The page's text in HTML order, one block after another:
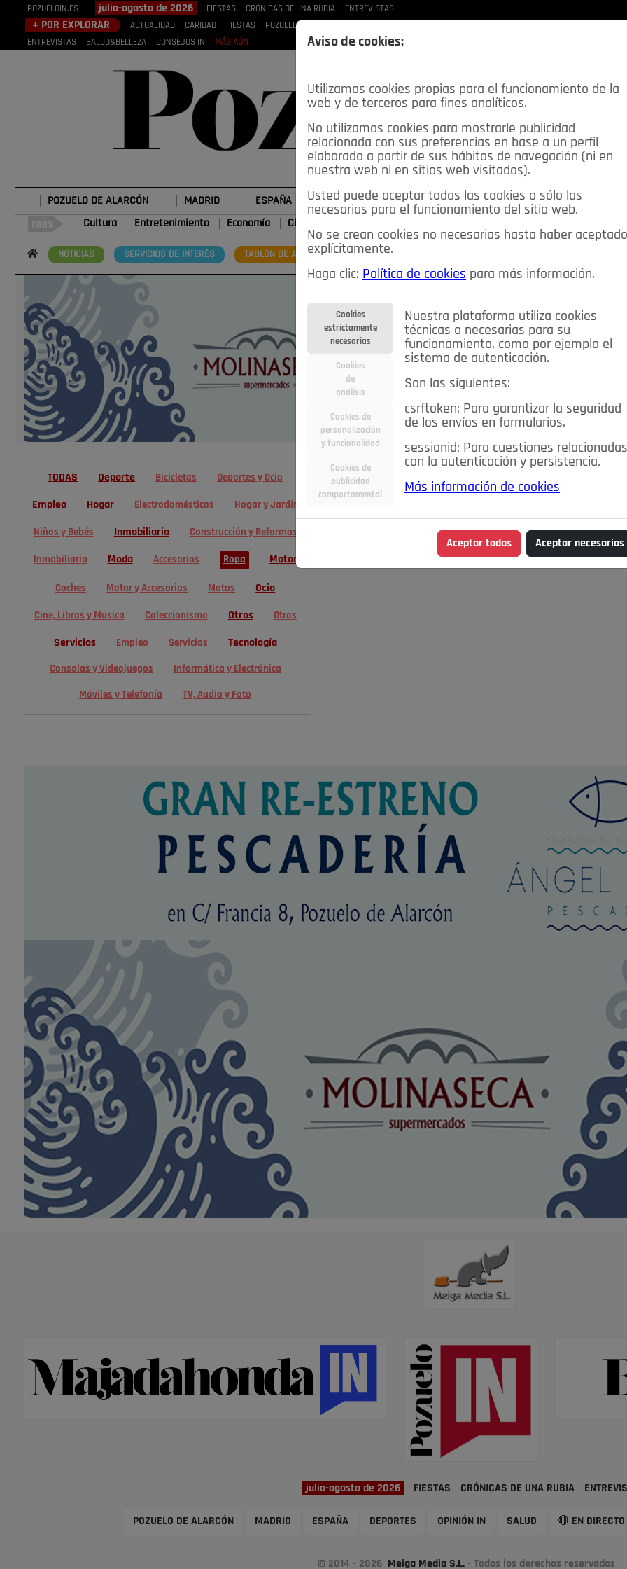
POZUELOIN.ES julio-agosto de 2026 FIESTAS CRÓNICAS DE UNA RUBIA ENTREVISTAS
+ POR EXPLORAR ACTUALIDAD CARIDAD FIESTAS POZUELEROS
ENTREVISTAS
SALUD&BELLEZA CONSEJOS IN MÁS AÚN
POZUELO DE ALARCÓN MADRID ESPAÑA DEPORTES OPINIÓN IN SALUD 🔴 EN DIRECTO
Cultura Entretenimiento Economía Ciencia&Tecnología
NOTICIAS SERVICIOS DE INTERÉS TABLÓN DE ANUNCIOS MIS ANUNCIOS
TODAS Deporte Bicicletas Deportes y Ocio
Empleo Hogar Electrodomésticos Hogar y Jardín
Niños y Bebés Inmobiliaria Construcción y Reformas
Inmobiliaria Moda Accesorios Ropa Motor
Coches Motor y Accesorios Motos Ocio
Cine, Libros y Música Coleccionismo Otros Otros
Servicios Empleo Servicios Tecnología
Consolas y Videojuegos Informática y Electrónica
Móviles y Telefonía TV, Audio y Foto
Aviso de cookies:
Utilizamos cookies propias para el funcionamiento de la
web y de terceros para fines analíticos.
No utilizamos cookies para mostrarle publicidad
relacionada con sus preferencias en base a un perfil
elaborado a partir de sus hábitos de navegación (ni en
nuestra web ni en sitios web visitados).
Usted puede aceptar todas las cookies o sólo las
necesarias para el funcionamiento del sitio web.
No se crean cookies no necesarias hasta haber aceptado
explícitamente.
Haga clic: Política de cookies para más información.
Cookies
estrictamente
necesarias
Cookies
de
análisis
Cookies de
personalización
y funcionalidad
Cookies de
publicidad
comportamental
Nuestra plataforma utiliza cookies
técnicas o necesarias para su
funcionamiento, como por ejemplo el
sistema de autenticación.
Son las siguientes:
csrftoken: Para garantizar la seguridad
de los envíos en formularios.
sessionid: Para cuestiones relacionadas
con la autenticación y persistencia.
Más información de cookies
Aceptar todas Aceptar necesarias
julio-agosto de 2026 FIESTAS CRÓNICAS DE UNA RUBIA
POZUELO DE ALARCÓN MADRID ESPAÑA DEPORTES OPINIÓN IN SALUD 🔴 EN DIRECTO
© 2014 - 2026 Meiga Media S.L.- Todos los derechos reservados